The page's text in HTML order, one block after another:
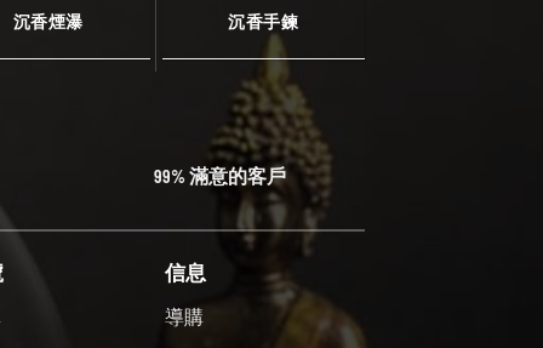
沉香煙瀑 沉香手鍊
99% 滿意的客戶
信息
導購